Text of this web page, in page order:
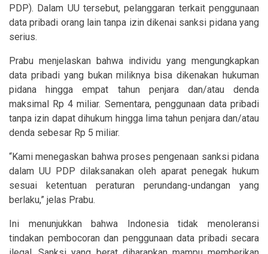
PDP). Dalam UU tersebut, pelanggaran terkait penggunaan
data pribadi orang lain tanpa izin dikenai sanksi pidana yang
serius.
Prabu menjelaskan bahwa individu yang mengungkapkan
data pribadi yang bukan miliknya bisa dikenakan hukuman
pidana hingga empat tahun penjara dan/atau denda
maksimal Rp 4 miliar. Sementara, penggunaan data pribadi
tanpa izin dapat dihukum hingga lima tahun penjara dan/atau
denda sebesar Rp 5 miliar.
“Kami menegaskan bahwa proses pengenaan sanksi pidana
dalam UU PDP dilaksanakan oleh aparat penegak hukum
sesuai ketentuan peraturan perundang-undangan yang
berlaku,” jelas Prabu.
Ini menunjukkan bahwa Indonesia tidak menoleransi
tindakan pembocoran dan penggunaan data pribadi secara